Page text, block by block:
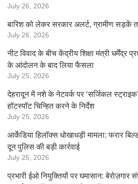
July 26, 2026
बारिश को लेकर सरकार अलर्ट, ग्रामीण सड़कें
July 26, 2026
नीट विवाद के बीच केंद्रीय शिक्षा मंत्री धर्मेंद्र
के आंदोलन के बाद लिया फैसला
July 25, 2026
देहरादून में नशे के नेटवर्क पर ‘सर्जिकल
हॉटस्पॉट चिन्हित करने के निर्देश
July 25, 2026
आर्केडिया हिलॉक्स धोखाधड़ी मामला: फरार
दून पुलिस की बड़ी कार्रवाई
July 25, 2026
प्रभारी ईओ नियुक्तियों पर घमासान: बेरोज़गार